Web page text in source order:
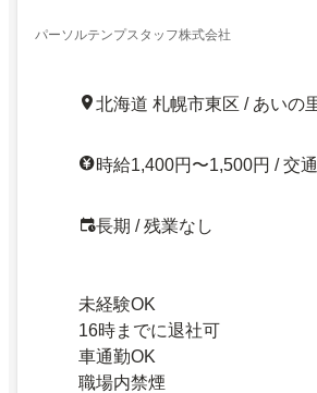
パーソルテンプスタッフ株式会社
北海道 札幌市東区 / あいの
時給1,400円〜1,500円 / 交
長期 / 残業なし
未経験OK
16時までに退社可
車通勤OK
職場内禁煙